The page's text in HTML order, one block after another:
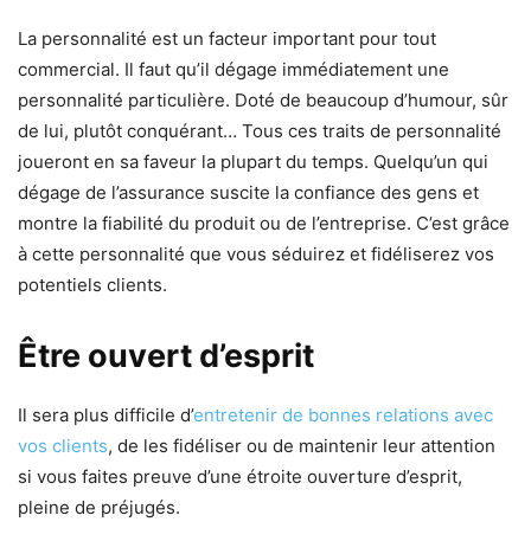
La personnalité est un facteur important pour tout
commercial. Il faut qu’il dégage immédiatement une
personnalité particulière. Doté de beaucoup d’humour, sûr
de lui, plutôt conquérant… Tous ces traits de personnalité
joueront en sa faveur la plupart du temps. Quelqu’un qui
dégage de l’assurance suscite la confiance des gens et
montre la fiabilité du produit ou de l’entreprise. C’est grâce
à cette personnalité que vous séduirez et fidéliserez vos
potentiels clients.
Être ouvert d’esprit
Il sera plus difficile d’entretenir de bonnes relations avec
vos clients, de les fidéliser ou de maintenir leur attention
si vous faites preuve d’une étroite ouverture d’esprit,
pleine de préjugés.